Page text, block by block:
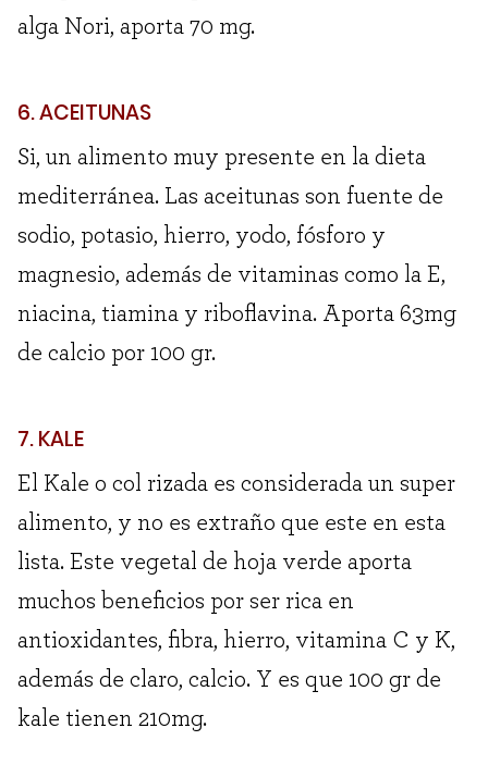
alga Nori, aporta 70 mg.
6. ACEITUNAS
Si, un alimento muy presente en la dieta
mediterránea. Las aceitunas son fuente de
sodio, potasio, hierro, yodo, fósforo y
magnesio, además de vitaminas como la E,
niacina, tiamina y riboflavina. Aporta 63mg
de calcio por 100 gr.
7. KALE
El Kale o col rizada es considerada un super
alimento, y no es extraño que este en esta
lista. Este vegetal de hoja verde aporta
muchos beneficios por ser rica en
antioxidantes, fibra, hierro, vitamina C y K,
además de claro, calcio. Y es que 100 gr de
kale tienen 210mg.